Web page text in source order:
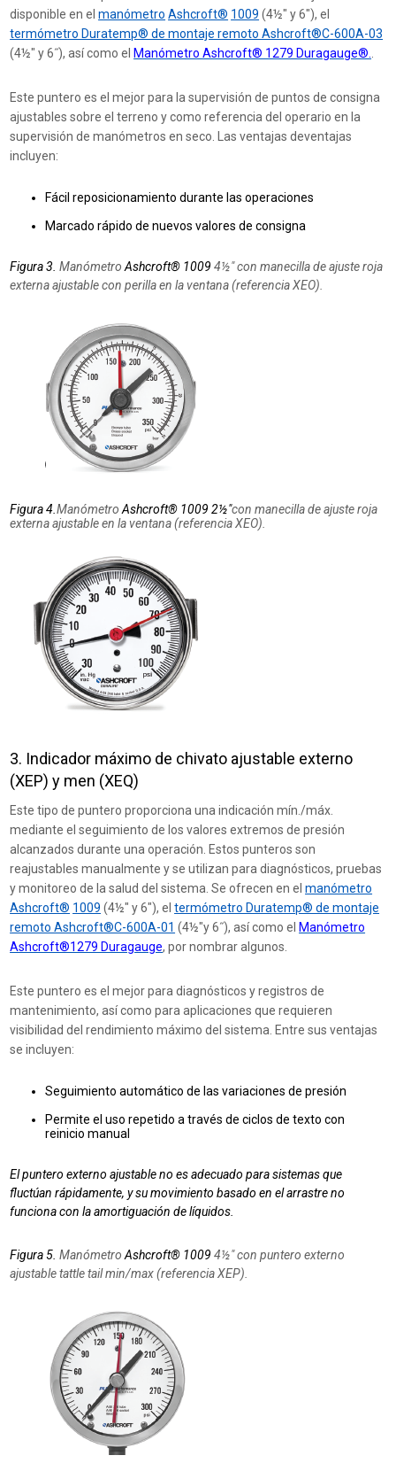
disponible en elmanómetro Ashcroft® 1009 (4½″ y 6″), el
termómetro Duratemp® de montaje remoto Ashcroft®C-600A-03
(4½″ y 6˝), así como el Manómetro Ashcroft® 1279 Duragauge®.
Este puntero es el mejor para la supervisión de puntos de consigna
ajustables sobre el terreno y como referencia del operario en la
supervisión de manómetros en seco. Las ventajas deventajas
incluyen:
Fácil reposicionamiento durante las operaciones
Marcado rápido de nuevos valores de consigna
Figura 3.Manómetro Ashcroft® 10094½″ con manecilla de ajuste roja
externa ajustable con perilla en la ventana (referencia XEO).
Figura 4.Manómetro Ashcroft® 1009 2½″con manecilla de ajuste roja
externa ajustable en la ventana (referencia XEO).
3. Indicador máximo de chivato ajustable externo
(XEP) y men (XEQ)
Este tipo de puntero proporciona una indicación mín./máx.
mediante el seguimiento de los valores extremos de presión
alcanzados durante una operación. Estos punteros son
reajustables manualmente y se utilizan para diagnósticos, pruebas
y monitoreo de la salud del sistema. Se ofrecen en elmanómetro
Ashcroft® 1009 (4½″ y 6″), eltermómetro Duratemp® de montaje
remoto Ashcroft®C-600A-01 (4½″y 6˝), así como el Manómetro
Ashcroft®1279 Duragauge, por nombrar algunos.
Este puntero es el mejor para diagnósticos y registros de
mantenimiento, así como para aplicaciones que requieren
visibilidad del rendimiento máximo del sistema. Entre sus ventajas
se incluyen:
Seguimiento automático de las variaciones de presión
Permite el uso repetido a través de ciclos de texto con
reinicio manual
El puntero externo ajustable no es adecuado para sistemas que
fluctúan rápidamente, y su movimiento basado en el arrastre no
funciona con la amortiguación de líquidos.
Figura 5.Manómetro Ashcroft® 10094½″ con puntero externo
ajustable tattle tail min/max (referencia XEP).